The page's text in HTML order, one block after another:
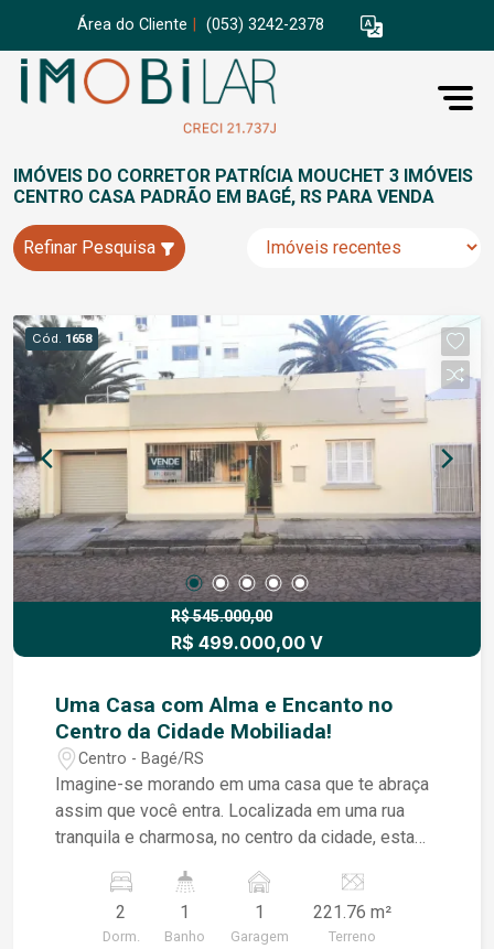
Área do Cliente (053) 3242-2378
IMÓVEIS DO CORRETOR PATRÍCIA MOUCHET 3 IMÓVEIS
CENTRO CASA PADRÃO EM BAGÉ, RS PARA VENDA
Refinar Pesquisa
Cód. 1658
R$ 545.000,00
R$ 499.000,00 V
Uma Casa com Alma e Encanto no
Centro da Cidade Mobiliada!
Centro - Bagé/RS
Imagine-se morando em uma casa que te abraça
assim que você entra. Localizada em uma rua
tranquila e charmosa, no centro da cidade, esta
com sua construção robusta e cheia de histórias.
Cada canto desta casa foi cuidadosamente
preservado para manter o aconchego e a
2
Dorm.
1
Banho
1
Garagem
221.76 m²
Terreno